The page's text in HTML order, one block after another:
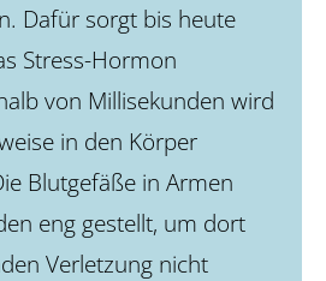
Dafür sorgt bis heute
Stress-Hormon
von Millisekunden wird
in den Körper
Blutgefäße in Armen
eng gestellt, um dort
Verletzung nicht